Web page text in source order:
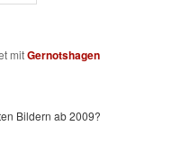
mitGernotshagen
Bildern ab 2009?